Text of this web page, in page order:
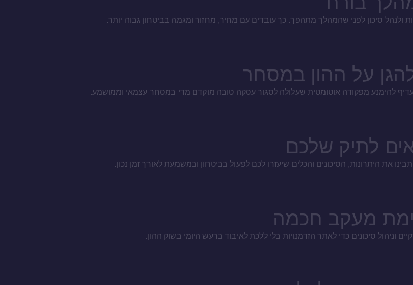
ולנהל סיכון לפני שהמהלך מתהפך. כך עובדים עם מחיר, מחזור ומגמה בביטחון גבוה יותר.
על ההון במסחר
להימנע מפקודה אוטומטית שעלולה לסגור עסקה טובה מוקדם מדי במסחר עצמאי וממושמע.
לתיק שלכם
את היתרונות, הסיכונים והכלים שיעזרו לכם לפעול בביטחון ובמשמעת לאורך זמן נכון.
מעקב חכמה
וניהול סיכונים כדי לאתר הזדמנויות בלי ללכת לאיבוד ברעש היומי בשוק ההון.